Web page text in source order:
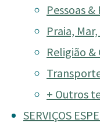
Pessoas
Praia,
Religião &
+ Outros
SERVIÇOS